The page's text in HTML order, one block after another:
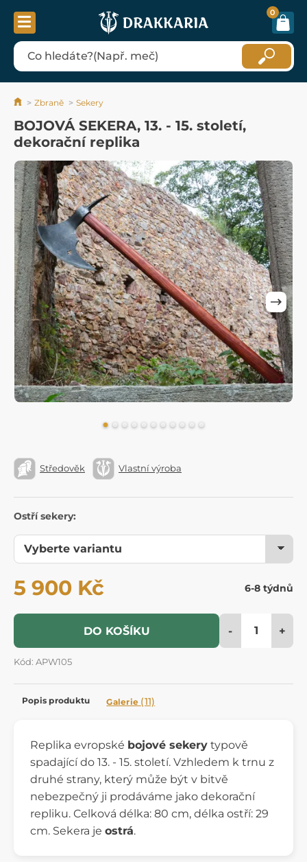
0
Zbraně Sekery
BOJOVÁ SEKERA, 13. - 15. století,
dekorační replika
Středověk Vlastní výroba
Ostří sekery:
5 900 Kč 6-8 týdnů
DO KOŠÍKU - +
Kód: APW105
Popis produktu Galerie (11)
Replika evropské bojové sekery typově
spadající do 13. - 15. století. Vzhledem k trnu z
druhé strany, který může být v bitvě
nebezpečný ji prodáváme jako dekorační
repliku. Celková délka: 80 cm, délka ostří: 29
cm. Sekera je ostrá.